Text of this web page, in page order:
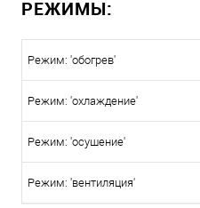
РЕЖИМЫ:
Режим: 'обогрев'
Режим: 'охлаждение'
Режим: 'осушение'
Режим: 'вентиляция'